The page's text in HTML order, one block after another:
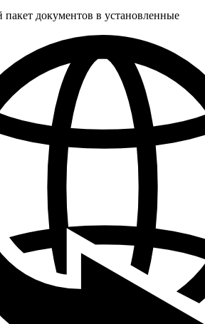
документов в установленные